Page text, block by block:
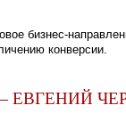
бизнес-
конверсии.
— ЕВГЕНИЙ